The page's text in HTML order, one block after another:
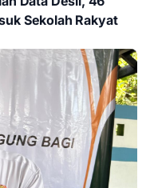
Sekolah Rakyat